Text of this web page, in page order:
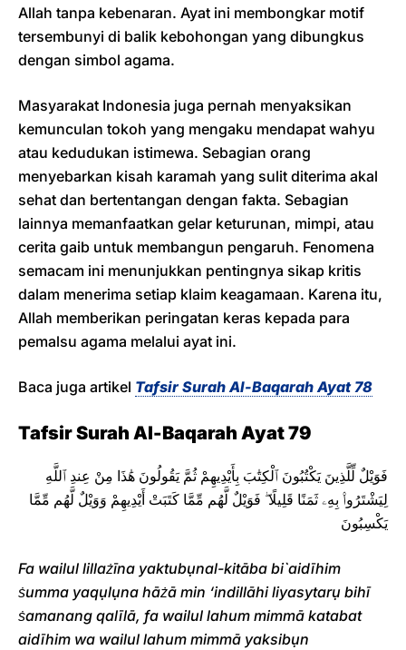
Allah tanpa kebenaran. Ayat ini membongkar motif
tersembunyi di balik kebohongan yang dibungkus
dengan simbol agama.
Masyarakat Indonesia juga pernah menyaksikan
kemunculan tokoh yang mengaku mendapat wahyu
atau kedudukan istimewa. Sebagian orang
menyebarkan kisah karamah yang sulit diterima akal
sehat dan bertentangan dengan fakta. Sebagian
lainnya memanfaatkan gelar keturunan, mimpi, atau
cerita gaib untuk membangun pengaruh. Fenomena
semacam ini menunjukkan pentingnya sikap kritis
dalam menerima setiap klaim keagamaan. Karena itu,
Allah memberikan peringatan keras kepada para
pemalsu agama melalui ayat ini.
Baca juga artikel Tafsir Surah Al-Baqarah Ayat 78
Tafsir Surah Al-Baqarah Ayat 79
فَوَيْلٌ لِّلَّذِينَ يَكْتُبُونَ ٱلْكِتَٰبَ بِأَيْدِيهِمْ ثُمَّ يَقُولُونَ هَٰذَا مِنْ عِندِ ٱللَّهِ
لِيَشْتَرُوا۟ بِهِۦ ثَمَنًا قَلِيلًا ۖ فَوَيْلٌ لَّهُم مِّمَّا كَتَبَتْ أَيْدِيهِمْ وَوَيْلٌ لَّهُم مِّمَّا
يَكْسِبُونَ
Fa wailul lillażīna yaktubụnal-kitāba bi`aidīhim
ṡumma yaqụlụna hāżā min ‘indillāhi liyasytarụ bihī
ṡamanang qalīlā, fa wailul lahum mimmā katabat
aidīhim wa wailul lahum mimmā yaksibụn